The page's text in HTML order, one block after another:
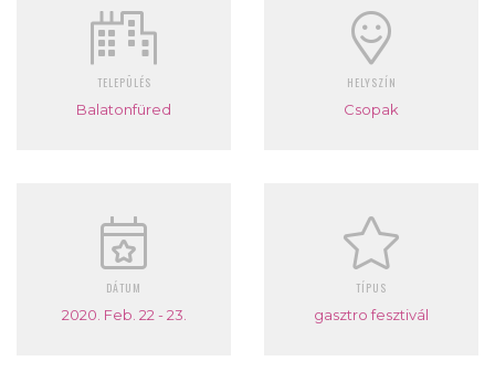
TELEPÜLÉS
Balatonfüred
HELYSZÍN
Csopak
DÁTUM
2020. Feb. 22 - 23.
TÍPUS
gasztro fesztivál